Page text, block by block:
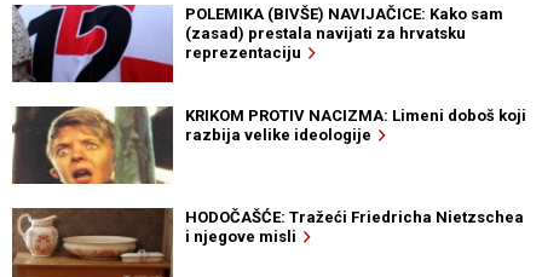
POLEMIKA (BIVŠE) NAVIJAČICE: Kako sam
(zasad) prestala navijati za hrvatsku
reprezentaciju
KRIKOM PROTIV NACIZMA: Limeni doboš koji
razbija velike ideologije
HODOČAŠĆE: Tražeći Friedricha Nietzschea
i njegove misli